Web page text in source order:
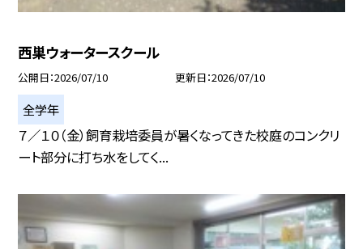
西巣ウォータースクール
公開日 2026/07/10 更新日 2026/07/10
全学年
７／１０（金）飼育栽培委員が暑くなってきた校庭のコンクリ
ート部分に打ち水をしてく...